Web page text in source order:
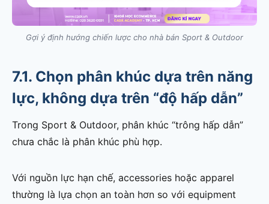
Gợi ý định hướng chiến lược cho nhà bán Sport & Outdoor
7.1. Chọn phân khúc dựa trên năng
lực, không dựa trên “độ hấp dẫn”
Trong Sport & Outdoor, phân khúc “trông hấp dẫn”
chưa chắc là phân khúc phù hợp.
Với nguồn lực hạn chế, accessories hoặc apparel
thường là lựa chọn an toàn hơn so với equipment